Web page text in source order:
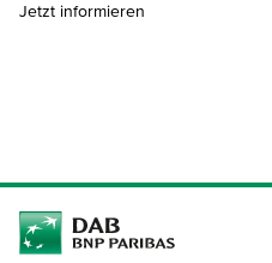
Jetzt informieren